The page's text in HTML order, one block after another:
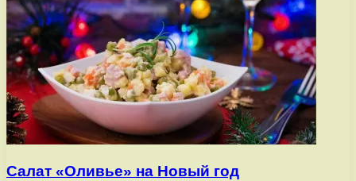
Салат «Оливье» на Новый год